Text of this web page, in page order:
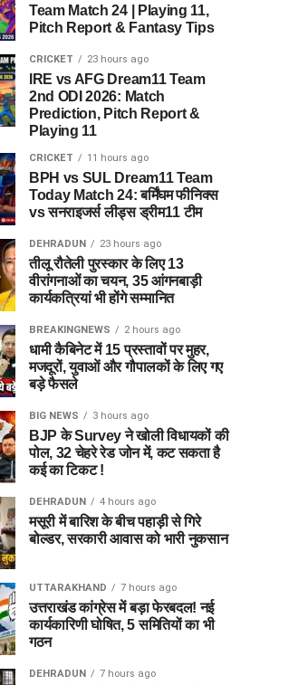
Team Match 24 | Playing 11,
Pitch Report & Fantasy Tips
CRICKET 23 hours ago
IRE vs AFG Dream11 Team
2nd ODI 2026: Match
Prediction, Pitch Report &
Playing 11
CRICKET 11 hours ago
BPH vs SUL Dream11 Team
Today Match 24: बर्मिंघम फीनिक्स
vs सनराइजर्स लीड्स ड्रीम11 टीम
DEHRADUN 23 hours ago
तीलू रौतेली पुरस्कार के लिए 13
वीरांगनाओं का चयन, 35 आंगनबाड़ी
कार्यकत्रियां भी होंगे सम्मानित
BREAKINGNEWS 2 hours ago
धामी कैबिनेट में 15 प्रस्तावों पर मुहर,
मजदूरों, युवाओं और गौपालकों के लिए गए
बड़े फैसले
BIG NEWS 3 hours ago
BJP के Survey ने खोली विधायकों की
पोल, 32 चेहरे रेड जोन में, कट सकता है
कई का टिकट !
DEHRADUN 4 hours ago
मसूरी में बारिश के बीच पहाड़ी से गिरे
बोल्डर, सरकारी आवास को भारी नुकसान
UTTARAKHAND 7 hours ago
उत्तराखंड कांग्रेस में बड़ा फेरबदल! नई
कार्यकारिणी घोषित, 5 समितियों का भी
गठन
DEHRADUN 7 hours ago